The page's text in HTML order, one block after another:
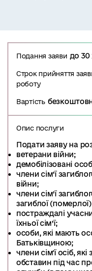
Подання заяви до 30
Строк прийняття
роботу
Вартість
Опис послуги
Подати заяву на
ветерани війни;
демобілізовані
члени сім’ї
війни;
члени сім’ї
загиблої
постраждалі
їхньої сім’ї;
особи, які мають
Батьківщиною;
члени сімʼї осіб,
обставин під час